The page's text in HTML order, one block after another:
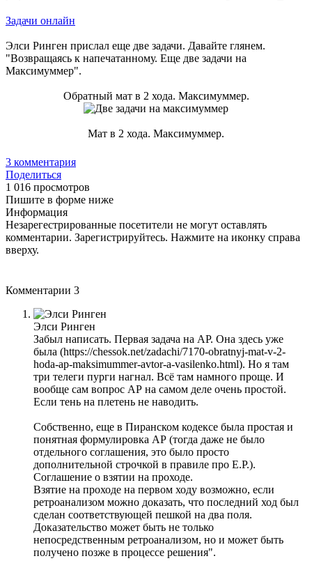
Задачи онлайн
Элси Ринген прислал еще две задачи. Давайте глянем.
"Возвращаясь к напечатанному. Еще две задачи на
Максимуммер".
Обратный мат в 2 хода. Максимуммер.
Мат в 2 хода. Максимуммер.
3 комментария
Поделиться
1 016 просмотров
Пишите в форме ниже
Информация
Незарегестрированные посетители не могут оставлять
комментарии. Зарегистрируйтесь. Нажмите на иконку справа
вверху.
Комментарии 3
Элси Ринген
Забыл написать. Первая задача на АР. Она здесь уже
была (https://chessok.net/zadachi/7170-obratnyj-mat-v-2-
hoda-ap-maksimummer-avtor-a-vasilenko.html). Но я там
три телеги пурги нагнал. Всё там намного проще. И
вообще сам вопрос АР на самом деле очень простой.
Если тень на плетень не наводить.
Собственно, еще в Пиранском кодексе была простая и
понятная формулировка АР (тогда даже не было
отдельного соглашения, это было просто
дополнительной строчкой в правиле про Е.Р.).
Соглашение о взятии на проходе.
Взятие на проходе на первом ходу возможно, если
ретроанализом можно доказать, что последний ход был
сделан соответствующей пешкой на два поля.
Доказательство может быть не только
непосредственным ретроанализом, но и может быть
получено позже в процессе решения".